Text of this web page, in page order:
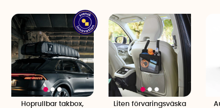
Hoprullbar takbox,
Liten förvaringsväska